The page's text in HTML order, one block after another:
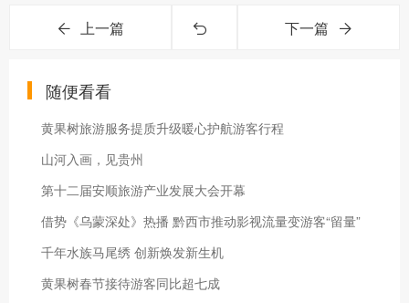
上一篇 下一篇
随便看看
黄果树旅游服务提质升级暖心护航游客行程
山河入画，见贵州
第十二届安顺旅游产业发展大会开幕
借势《乌蒙深处》热播 黔西市推动影视流量变游客“留量”
千年水族马尾绣 创新焕发新生机
黄果树春节接待游客同比超七成